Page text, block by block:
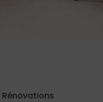
Rénovations